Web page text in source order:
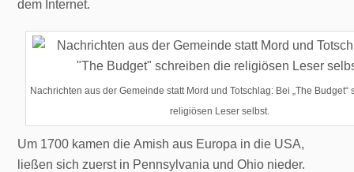
dem Internet.
Nachrichten aus der Gemeinde statt Mord und Totschlag: Bei „The Budget“
religiösen Leser selbst.
Um 1700 kamen die Amish aus Europa in die USA,
ließen sich zuerst in Pennsylvania und Ohio nieder.